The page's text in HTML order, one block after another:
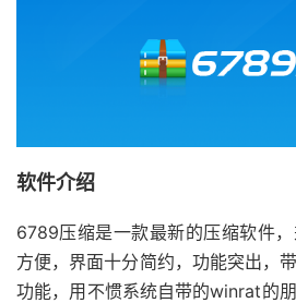
软件介绍
6789压缩是一款最新的压缩软件
方便，界面十分简约，功能突出，
功能，用不惯系统自带的winrat的